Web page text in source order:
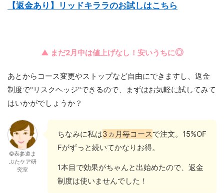
【返金あり】リッドキララのお試しはこちら
▲ まだ2月中は値上げなし！安いうちに◎
あとからコース変更やストップなど自由にできますし、返金
制度で"リスクヘッジ"できるので、まずはお気軽に試してみて
はいかがでしょうか？
©表参道ま
ぶたケア研
究室
ちなみに私は3ヵ月毎コースで注文。15%OF
Fがずっと続いてかなりお得。
1本目で効果がちゃんと出始めたので、返金
制度は使いませんでした！